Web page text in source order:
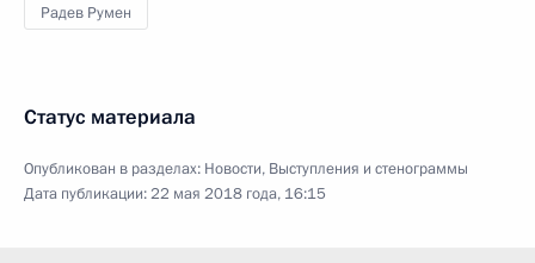
Радев Румен
Статус материала
Опубликован в разделах: Новости, Выступления и стенограммы
Дата публикации:22 мая 2018 года, 16:15